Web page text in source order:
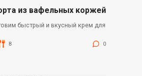
из вафельных коржей
быстрый и вкусный крем для
8 0